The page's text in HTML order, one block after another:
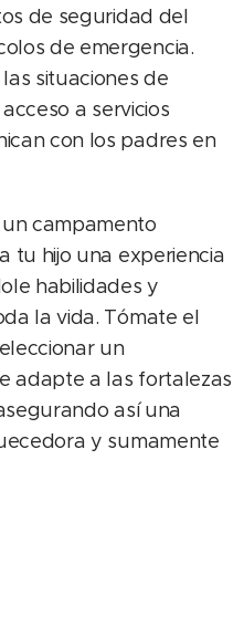
de seguridad del
de emergencia.
situaciones de
a servicios
con los padres en
campamento
tu hijo una experiencia
habilidades y
la vida. Tómate el
un
adapte a las fortalezas
así una
y sumamente